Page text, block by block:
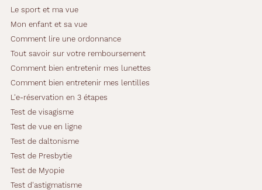
Le sport et ma vue
Mon enfant et sa vue
Comment lire une ordonnance
Tout savoir sur votre remboursement
Comment bien entretenir mes lunettes
Comment bien entretenir mes lentilles
L'e-réservation en 3 étapes
Test de visagisme
Test de vue en ligne
Test de daltonisme
Test de Presbytie
Test de Myopie
Test d'astigmatisme